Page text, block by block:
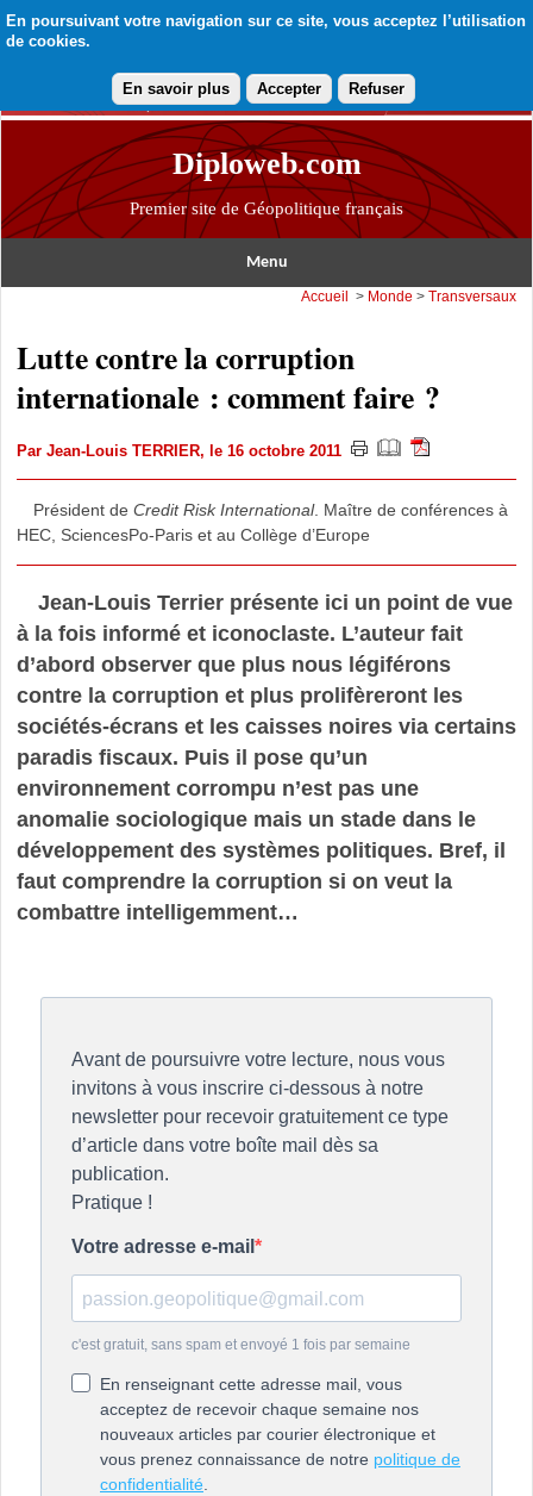
En poursuivant votre navigation sur ce site, vous acceptez l’utilisation
de cookies.
En savoir plus Accepter Refuser
Diploweb.com
Premier site de Géopolitique français
Menu
Accueil > Monde > Transversaux
Lutte contre la corruption
internationale : comment faire ?
Par Jean-Louis TERRIER, le 16 octobre 2011
Président deCredit Risk International. Maître de conférences à
HEC, SciencesPo-Paris et au Collège d’Europe
Jean-Louis Terrier présente ici un point de vue
à la fois informé et iconoclaste. L’auteur fait
d’abord observer que plus nous légiférons
contre la corruption et plus prolifèreront les
sociétés-écrans et les caisses noires via certains
paradis fiscaux. Puis il pose qu’un
environnement corrompu n’est pas une
anomalie sociologique mais un stade dans le
développement des systèmes politiques. Bref, il
faut comprendre la corruption si on veut la
combattre intelligemment…